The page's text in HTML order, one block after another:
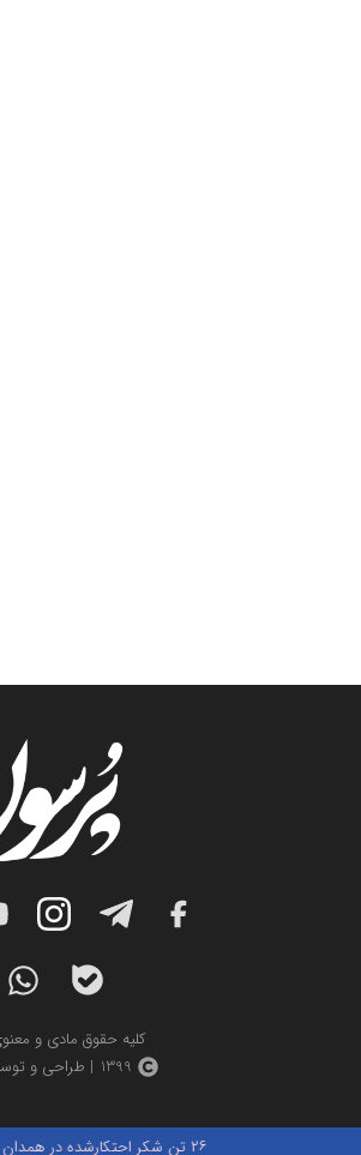
کلیه حقوق مادی و
1399 | طراحی و توسعه: